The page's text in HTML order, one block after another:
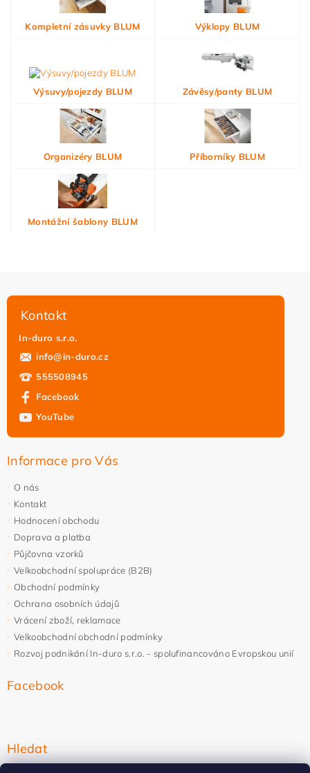
Kompletní zásuvky BLUM Výklopy BLUM
Výsuvy/pojezdy BLUM Závěsy/panty BLUM
Organizéry BLUM Příborníky BLUM
Montážní šablony BLUM
Kontakt
In-duro s.r.o.
info@in-duro.cz
555508945
Facebook
YouTube
Informace pro Vás
O nás
Kontakt
Hodnocení obchodu
Doprava a platba
Půjčovna vzorků
Velkoobchodní spolupráce (B2B)
Obchodní podmínky
Ochrana osobních údajů
Vrácení zboží, reklamace
Velkoobchodní obchodní podmínky
Rozvoj podnikání In-duro s.r.o. - spolufinancováno Evropskou unií
Facebook
Hledat